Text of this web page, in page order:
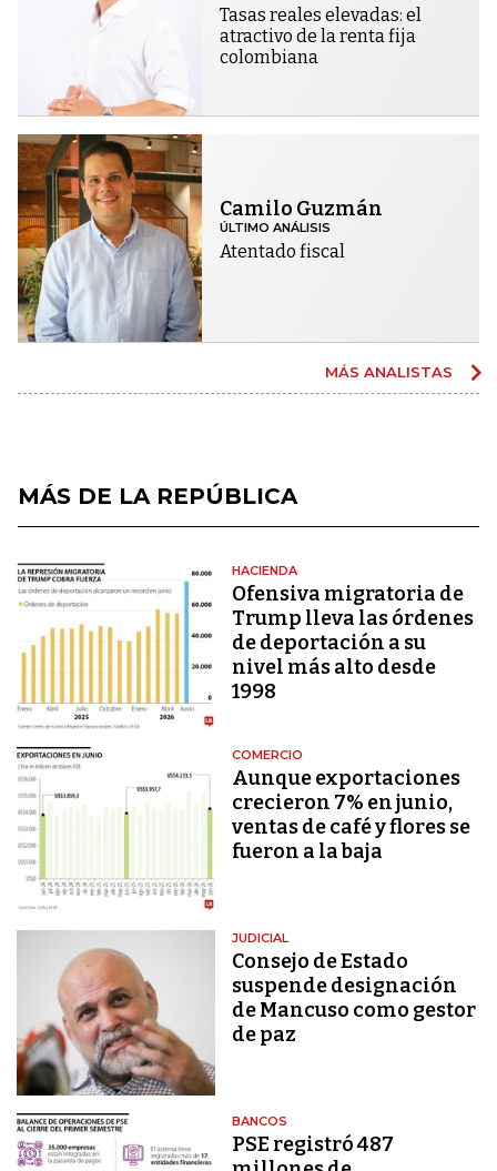
Tasas reales elevadas: el
atractivo de la renta fija
colombiana
Camilo Guzmán
ÚLTIMO ANÁLISIS
Atentado fiscal
MÁS ANALISTAS
MÁS DE LA REPÚBLICA
HACIENDA
Ofensiva migratoria de
Trump lleva las órdenes
de deportación a su
nivel más alto desde
1998
COMERCIO
Aunque exportaciones
crecieron 7% en junio,
ventas de café y flores se
fueron a la baja
JUDICIAL
Consejo de Estado
suspende designación
de Mancuso como gestor
de paz
BANCOS
PSE registró 487